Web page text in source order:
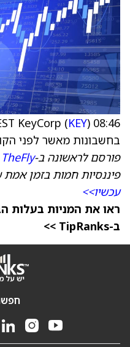
08:46 EST KeyCorp (
KEY
בחשבונות מאשר לפני
פורסם לראשונה ב-TheFly
פיננסיות חמות בזמן
עכשיו>>
ראו את המניות בעלות
ב-TipRanks >>